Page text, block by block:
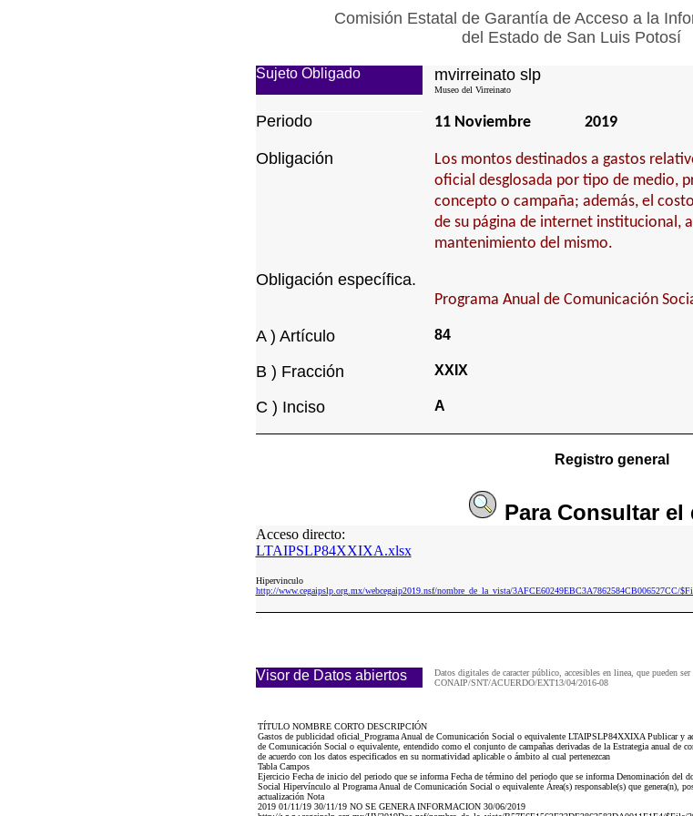
Comisión Estatal de Garantía de Acceso a la
del Estado de San Luis Potosí
Sujeto Obligado mvirreinato slp
Museo del Virreinato
Periodo 11 Noviembre 2019
Obligación
Los montos destinados a gastos
oficial desglosada por tipo de medio,
concepto o campaña; además, el
de su página de internet institucional,
mantenimiento del mismo.
Obligación específica.
Programa Anual de Comunicación
A ) Artículo 84
B ) Fracción XXIX
C ) Inciso A
Registro general
Para Consultarel
Acceso directo:
LTAIPSLP84XXIXA.xlsx
Hipervinculo
http://www.cegaipslp.org.mx/webcegaip2019.nsf/nombre_de_la_vista/3AFCE60249EBC3A7862584CB006527CC/
Visor de Datos abiertos
Datos digitales de caracter público, accesibles en linea, que pueden
CONAIP/SNT/ACUERDO/EXT13/04/2016-08
TÍTULO NOMBRE CORTO DESCRIPCIÓN
Gastos de publicidad oficial_Programa Anual de Comunicación Social o equivalente LTAIPSLP84XXIXA Publicar y
de Comunicación Social o equivalente, entendido como el conjunto de campañas derivadas de la Estrategia anual
de acuerdo con los datos especificados en su normatividad aplicable o ámbito al cual pertenezcan
Tabla Campos
Ejercicio Fecha de inicio del periodo que se informa Fecha de término del periodo que se informa Denominación del
Social Hipervínculo al Programa Anual de Comunicación Social o equivalente Área(s) responsable(s) que genera(n),
actualización Nota
2019 01/11/19 30/11/19 NO SE GENERA INFORMACION 30/06/2019